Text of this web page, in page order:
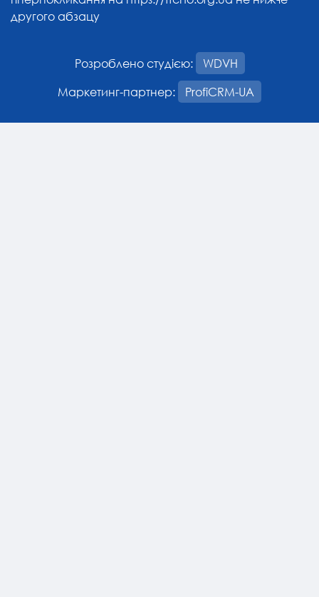
другого абзацу
Розроблено студією:
WDVH
Маркетинг-партнер:
ProfiCRM-UA